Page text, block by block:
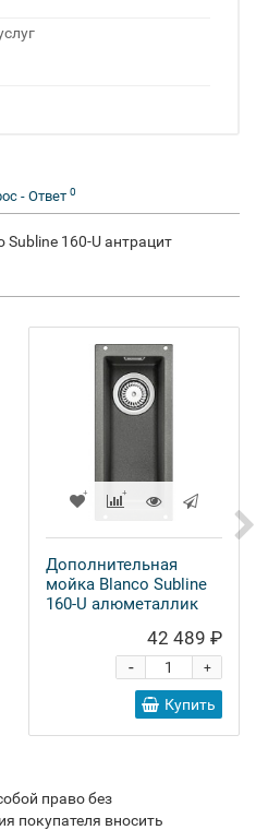
- Ответ 0
160-U антрацит
Дополнительная
мойка Blanco Subline
160-U алюметаллик
42 489 ₽
+
-
Купить
право без
покупателя вносить